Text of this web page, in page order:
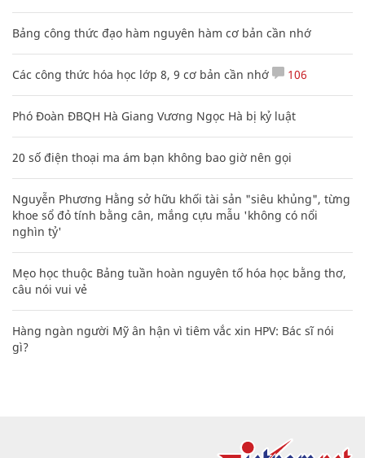
Bảng công thức đạo hàm nguyên hàm cơ bản cần nhớ
Các công thức hóa học lớp 8, 9 cơ bản cần nhớ 106
Phó Đoàn ĐBQH Hà Giang Vương Ngọc Hà bị kỷ luật
20 số điện thoại ma ám bạn không bao giờ nên gọi
Nguyễn Phương Hằng sở hữu khối tài sản "siêu khủng", từng
khoe sổ đỏ tính bằng cân, mắng cựu mẫu 'không có nổi
nghìn tỷ'
Mẹo học thuộc Bảng tuần hoàn nguyên tố hóa học bằng thơ,
câu nói vui vẻ
Hàng ngàn người Mỹ ân hận vì tiêm vắc xin HPV: Bác sĩ nói
gì?